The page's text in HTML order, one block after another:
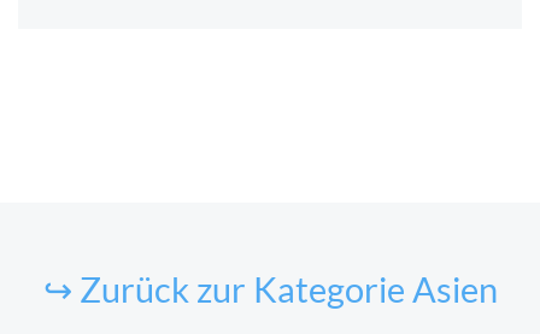
↪ Zurück zur Kategorie Asien